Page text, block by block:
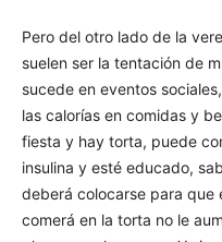
Pero del otro lado de la
suelen ser la tentación de
sucede en eventos
las calorías en comidas y
fiesta y hay torta, puede
insulina y esté educado,
deberá colocarse para que
comerá en la torta no le